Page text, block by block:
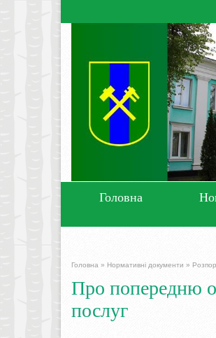
Головна
Головна » Нормативні документи »
Про попередню
послуг